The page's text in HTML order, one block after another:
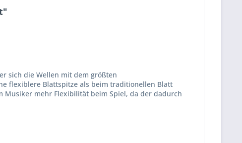
sich die Wellen mit dem größten
flexiblere Blattspitze als beim traditionellen Blatt
mehr Flexibilität beim Spiel, da der dadurch